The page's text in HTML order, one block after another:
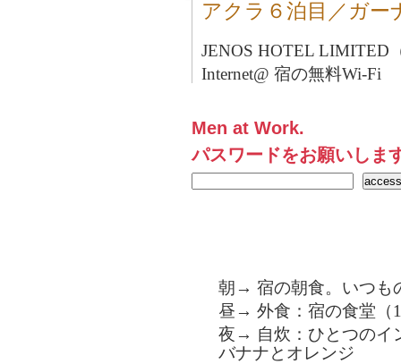
アクラ６泊目／ガー
JENOS HOTEL LIMITED
Internet@ 宿の無料Wi-Fi
Men at Work.
パスワードをお願いしま
朝→ 宿の朝食。いつも
昼→ 外食：宿の食堂（
夜→ 自炊：ひとつのイ
バナナとオレンジ